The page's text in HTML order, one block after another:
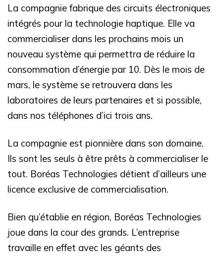
La compagnie fabrique des circuits électroniques
intégrés pour la technologie haptique. Elle va
commercialiser dans les prochains mois un
nouveau système qui permettra de réduire la
consommation d’énergie par 10. Dès le mois de
mars, le système se retrouvera dans les
laboratoires de leurs partenaires et si possible,
dans nos téléphones d’ici trois ans.
La compagnie est pionnière dans son domaine.
Ils sont les seuls à être prêts à commercialiser le
tout. Boréas Technologies détient d’ailleurs une
licence exclusive de commercialisation.
Bien qu’établie en région, Boréas Technologies
joue dans la cour des grands. L’entreprise
travaille en effet avec les géants des